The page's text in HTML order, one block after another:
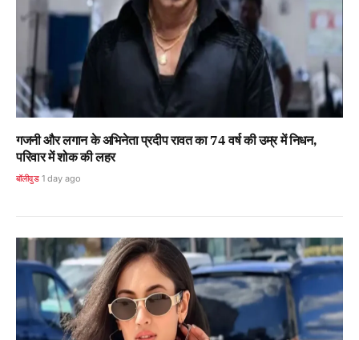
गजनी और लगान के अभिनेता प्रदीप रावत का 74 वर्ष की उम्र में निधन,
परिवार में शोक की लहर
बॉलीवुड 1 day ago